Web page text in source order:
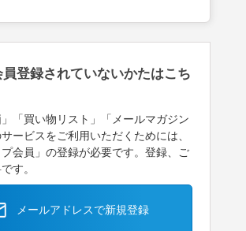
員登録されていないかたはこち
」「買い物リスト」「メールマガジン
ービスをご利用いただくためには、
プ会員」の登録が必要です。登録、ご
す。
メールアドレスで新規登録